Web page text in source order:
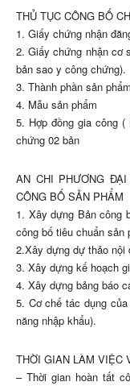
THỦ TỤC CÔNG BỐ
1. Giấy chứng nhận
2. Giấy chứng nhận cơ
bản sao y công chứng).
3. Thành phần sản phẩm
4. Mẫu sản phẩm
5. Hợp đồng gia công
chứng 02 bản
AN CHI PHƯƠNG
CÔNG BỐ SẢN PHẨM
1. Xây dựng Bản công
công bố tiêu chuẩn sản
2.Xây dựng dự thảo nội
3. Xây dựng kế hoạch
4. Xây dựng bảng báo
5. Cơ chế tác dụng
năng nhập khẩu).
THỜI GIAN LÀM VIỆC
– Thời gian hoàn tất